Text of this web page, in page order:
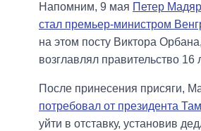
Напомним, 9 мая Петер
стал премьер-министром
на этом посту Виктора
возглавлял правительство 16
После принесения присяги,
потребовал от президента
уйти в отставку, установив